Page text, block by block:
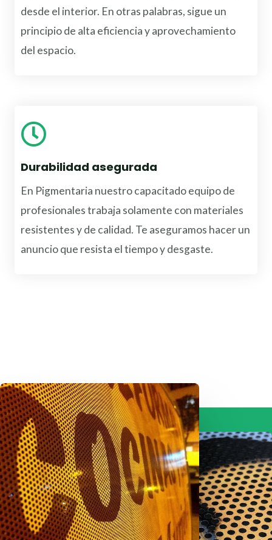
desde el interior. En otras palabras, sigue un
principio de alta eficiencia y aprovechamiento
del espacio.
Durabilidad asegurada
En Pigmentaria nuestro capacitado equipo de
profesionales trabaja solamente con materiales
resistentes y de calidad. Te aseguramos hacer un
anuncio que resista el tiempo y desgaste.